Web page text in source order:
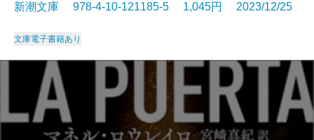
新潮文庫 978-4-10-121185-5 1,045円 2023/12/25
文庫電子書籍あり